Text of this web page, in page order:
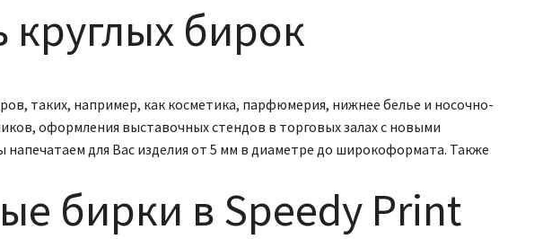
круглых бирок
таких, например, как косметика, парфюмерия, нижнее белье и носочно-
оформления выставочных стендов в торговых залах с новыми
для Вас изделия от 5 мм в диаметре до широкоформата. Также
бирки в Speedy Print